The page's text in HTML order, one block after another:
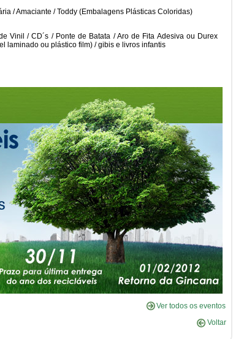
/ Amaciante / Toddy (Embalagens Plásticas Coloridas)
Vinil / CD´s / Ponte de Batata / Aro de Fita Adesiva ou Durex
laminado ou plástico film) / gibis e livros infantis
Ver todos os eventos
Voltar